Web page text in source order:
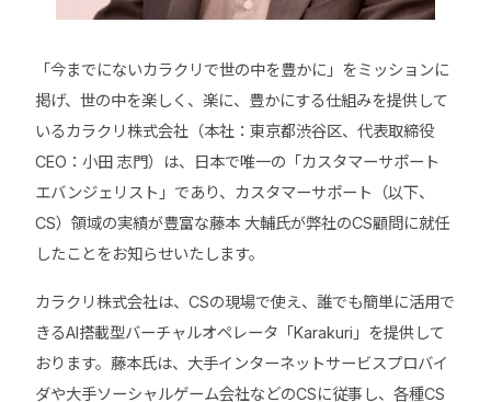
「今までにないカラクリで世の中を豊かに」をミッションに
掲げ、世の中を楽しく、楽に、豊かにする仕組みを提供して
いるカラクリ株式会社（本社：東京都渋谷区、代表取締役
CEO：小田 志門）は、日本で唯一の「カスタマーサポート
エバンジェリスト」であり、カスタマーサポート（以下、
CS）領域の実績が豊富な藤本 大輔氏が弊社のCS顧問に就任
したことをお知らせいたします。
カラクリ株式会社は、CSの現場で使え、誰でも簡単に活用で
きるAI搭載型バーチャルオペレータ「Karakuri」を提供して
おります。藤本氏は、大手インターネットサービスプロバイ
ダや大手ソーシャルゲーム会社などのCSに従事し、各種CS